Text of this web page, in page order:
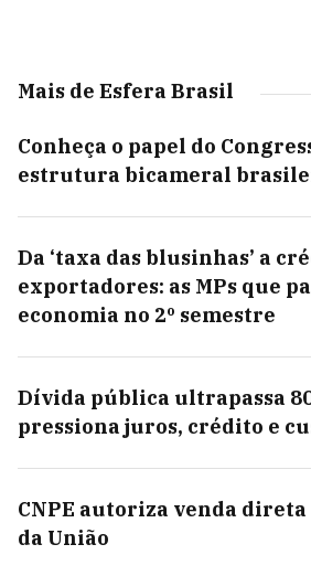
Mais de Esfera Brasil
Conheça o papel do
estrutura bicameral
Da ‘taxa das blusinhas’ a
exportadores: as MPs que
economia no 2º semestre
Dívida pública ultrapassa
pressiona juros, crédito e
CNPE autoriza venda
da União